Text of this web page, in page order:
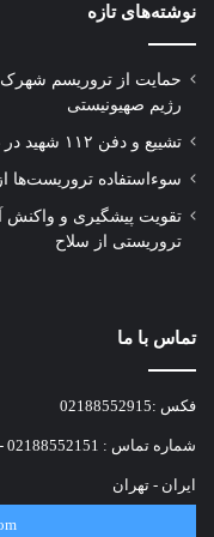
نهایت به شهادت
آن زمان ۱۷ سال سن داشت.
در ادامه یک متن
نماینده ویژه
در ایران تنظیم
صورت گرفته را
خطاب به آقای
بشر سازمان ملل
متن این شکواییه
اینجانب به نام
نوشته‌های تازه
حمایت از تروریسم
رژیم صهیونیستی
تشییع و دفن ۱۱۲ شهید در غزه پس از سه سال
سوءاستفاده تروریست‌ها
تقویت پیشگیری و واکنش
تروریستی از سلاح
تماس با ما
فکس :02188552915
شماره تماس : 02188552151 - 02188552915 - 02188552536
ایران - تهران